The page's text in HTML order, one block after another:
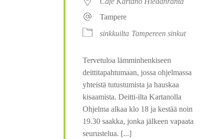
Tampere
sinkkuilta Tampereen sinkut
Tervetuloa lämminhenkiseen
deittitapahtumaan, jossa ohjelmassa
yhteistä tutustumista ja hauskaa
kisaamista. Deitti-ilta Kartanolla
Ohjelma alkaa klo 18 ja kestää noin
19.30 saakka, jonka jälkeen vapaata
seurustelua. [...]